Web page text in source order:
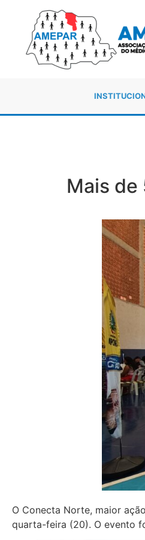
Mais de
O Conecta Norte, maior
quarta-feira (20). O evento